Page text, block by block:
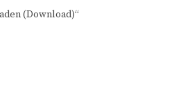
(Download)“